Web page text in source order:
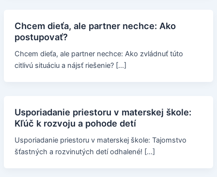
Chcem dieťa, ale partner nechce: Ako
postupovať?
Chcem dieťa, ale partner nechce: Ako zvládnuť túto
citlivú situáciu a nájsť riešenie? […]
Usporiadanie priestoru v materskej škole:
Kľúč k rozvoju a pohode detí
Usporiadanie priestoru v materskej škole: Tajomstvo
šťastných a rozvinutých detí odhalené! […]